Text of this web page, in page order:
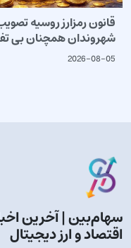
قانون رمزارز روسیه
شهروندان همچنان بی
2026-08-05
سهام‌بین | آخرین
اقتصاد و ارز دیجیتال